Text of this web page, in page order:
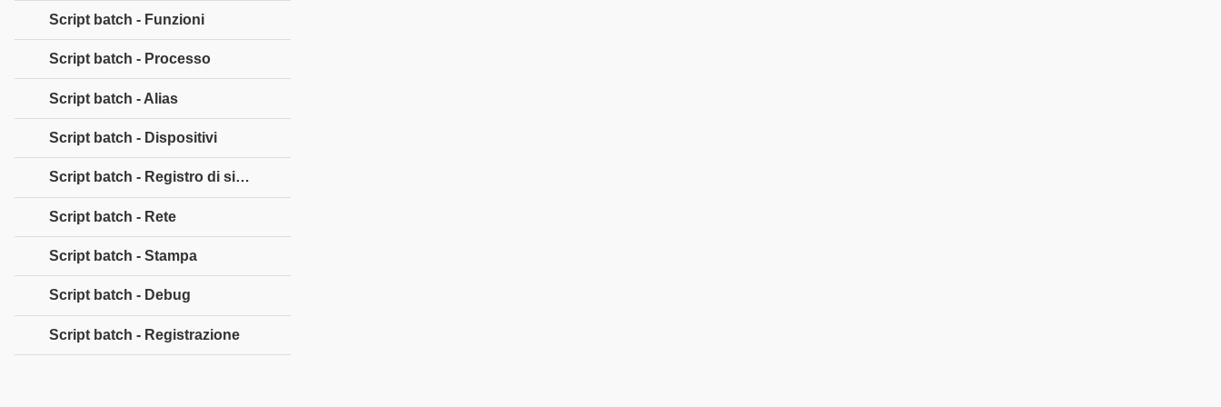
Script batch - Funzioni
Script batch - Processo
Script batch - Alias
Script batch - Dispositivi
Script batch - Registro di sistema
Script batch - Rete
Script batch - Stampa
Script batch - Debug
Script batch - Registrazione